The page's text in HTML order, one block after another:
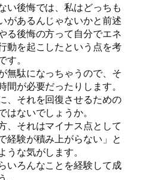
い後悔では、私はどっちも
があるんじゃないかと前述
る後悔の方って自分でエネ
動を起こしたという点を考
。
無駄になっちゃうので、そ
が必要だったりします。
、それを回復させるための
ないでしょうか。
、それはマイナス点として
経験が積み上がらない」と
な気がします。
いろんなことを経験して成